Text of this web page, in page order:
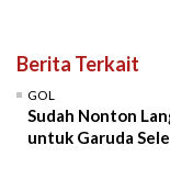
Berita Terkait
GOL
Sudah Nonton
untuk Garuda